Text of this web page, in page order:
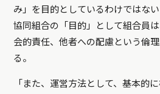
み」を目的としているわけではな
協同組合の「目的」として組合員
会的責任、他者への配慮という倫
る。
「また、運営方法として、基本的